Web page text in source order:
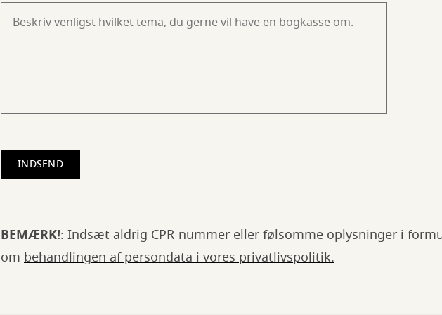
BEMÆRK!: Indsæt aldrig CPR-nummer eller følsomme oplysninger i
om behandlingen af persondata i vores privatlivspolitik.